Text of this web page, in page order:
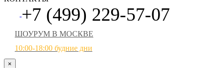
+7 (499) 229-57-07
ШОУРУМ В МОСКВЕ
10:00-18:00 будние дни
×